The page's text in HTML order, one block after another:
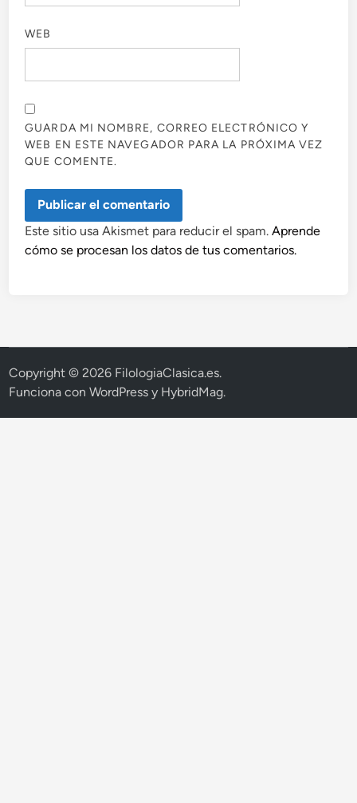
WEB
GUARDA MI NOMBRE, CORREO ELECTRÓNICO Y
WEB EN ESTE NAVEGADOR PARA LA PRÓXIMA VEZ
QUE COMENTE.
Este sitio usa Akismet para reducir el spam.Aprende
cómo se procesan los datos de tus comentarios.
Copyright © 2026 FilologiaClasica.es.
Funciona conWordPress y HybridMag.